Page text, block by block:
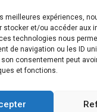
meilleures expériences,
stocker et/ou accéder aux
technologies nous
de navigation ou les ID
son consentement peut
et fonctions.